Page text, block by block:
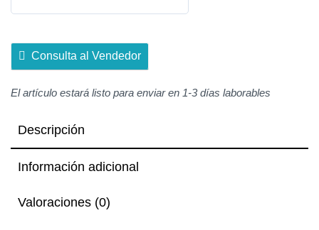
0
Consulta al Vendedor
El artículo estará listo para enviar en 1-3 días laborables
Descripción
Información adicional
Valoraciones (0)